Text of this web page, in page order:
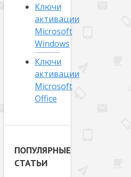
Ключи
активации
Microsoft
Windows
Ключи
активации
Microsoft
Office
ПОПУЛЯРНЫЕ
СТАТЬИ